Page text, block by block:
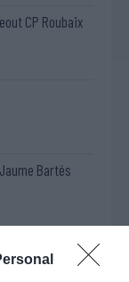
CP Roubaix
Bartés